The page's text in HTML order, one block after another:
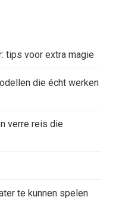
tips voor extra magie
die écht werken
verre reis die
te kunnen spelen